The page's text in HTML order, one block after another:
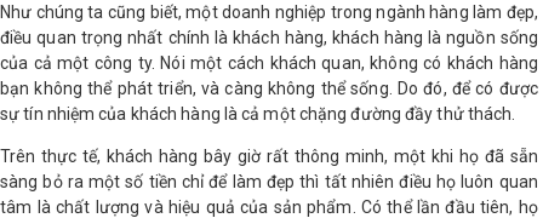
Shop All Brand A-
Z
Như chúng ta cũng biết, một doanh nghiệp trong ngành hàng làm đẹp,
điều quan trọng nhất chính là khách hàng, khách hàng là nguồn sống
của cả một công ty. Nói một cách khách quan, không có khách hàng
bạn không thể phát triển, và càng không thể sống. Do đó, để có được
sự tín nhiệm của khách hàng là cả một chặng đường đầy thử thách.
Trên thực tế, khách hàng bây giờ rất thông minh, một khi họ đã sẵn
sàng bỏ ra một số tiền chỉ để làm đẹp thì tất nhiên điều họ luôn quan
tâm là chất lượng và hiệu quả của sản phẩm. Có thể lần đầu tiên, họ